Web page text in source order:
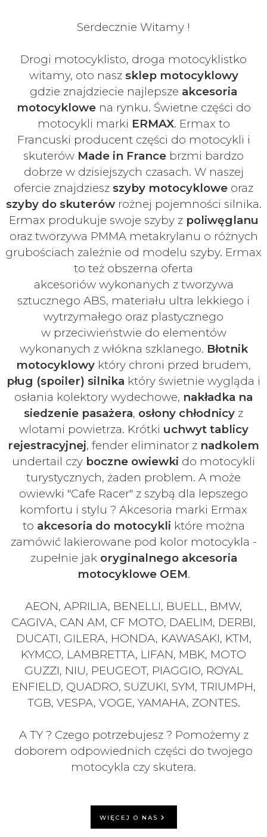
Serdecznie Witamy !
Drogi motocyklisto, droga motocyklistko
witamy, oto nasz sklep motocyklowy
gdzie znajdziecie najlepsze akcesoria
motocyklowena rynku. Świetne części do
motocykli marki ERMAX. Ermax to
Francuski producent części do motocykli i
skuterów Made in France brzmi bardzo
dobrze w dzisiejszych czasach. W naszej
ofercie znajdziesz szyby motocyklowe oraz
szyby do skuterówrożnej pojemności silnika.
Ermax produkuje swoje szyby z poliwęglanu
oraz tworzywa PMMA metakrylanu o różnych
grubościach zależnie od modelu szyby. Ermax
to też obszerna oferta
akcesoriów wykonanych z tworzywa
sztucznego ABS, materiału ultra lekkiego i
wytrzymałego oraz plastycznego
w przeciwieństwie do elementów
wykonanych z włókna szklanego. Błotnik
motocyklowy który chroni przed brudem,
pług (spoiler) silnika który świetnie wygląda i
osłania kolektory wydechowe, nakładka na
siedzenie pasażera, osłony chłodnicy z
wlotami powietrza. Krótki uchwyt tablicy
rejestracyjnej, fender eliminator z nadkolem
undertail czy boczne owiewki do motocykli
turystycznych, żaden problem. A może
owiewki "Cafe Racer" z szybą dla lepszego
komfortu i stylu ? Akcesoria marki Ermax
to akcesoria do motocykli które można
zamówić lakierowane pod kolor motocykla -
zupełnie jak oryginalnego akcesoria
motocyklowe OEM.
AEON, APRILIA, BENELLI, BUELL, BMW,
CAGIVA, CAN AM, CF MOTO, DAELIM, DERBI,
DUCATI, GILERA, HONDA, KAWASAKI, KTM,
KYMCO, LAMBRETTA, LIFAN, MBK, MOTO
GUZZI, NIU, PEUGEOT, PIAGGIO, ROYAL
ENFIELD, QUADRO, SUZUKI, SYM, TRIUMPH,
TGB, VESPA, VOGE, YAMAHA, ZONTES.
A TY ? Czego potrzebujesz ? Pomożemy z
doborem odpowiednich części do twojego
motocykla czy skutera.
WIĘCEJ O NAS